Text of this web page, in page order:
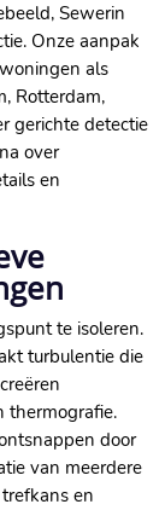
Sewerin
Onze aanpak
als
Rotterdam,
gerichte detectie
over
en
te isoleren.
turbulentie die
thermografie.
door
van meerdere
en